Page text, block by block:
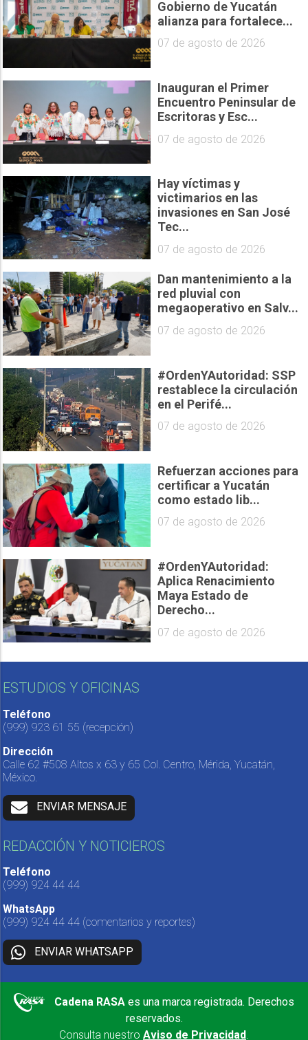
Gobierno de Yucatán
alianza para fortalece...
07 de agosto de 2026
Inauguran el Primer
Encuentro Peninsular de
Escritoras y Esc...
07 de agosto de 2026
Hay víctimas y
victimarios en las
invasiones en San José
Tec...
07 de agosto de 2026
Dan mantenimiento a la
red pluvial con
megaoperativo en Salv...
07 de agosto de 2026
#OrdenYAutoridad: SSP
restablece la circulación
en el Perifé...
07 de agosto de 2026
Refuerzan acciones para
certificar a Yucatán
como estado lib...
07 de agosto de 2026
#OrdenYAutoridad:
Aplica Renacimiento
Maya Estado de
Derecho...
07 de agosto de 2026
ESTUDIOS Y OFICINAS
Teléfono
(999) 923 61 55 (recepción)
Dirección
Calle 62 #508 Altos x 63 y 65 Col. Centro, Mérida, Yucatán,
México.
ENVIAR MENSAJE
REDACCIÓN Y NOTICIEROS
Teléfono
(999) 924 44 44
WhatsApp
(999) 924 44 44 (comentarios y reportes)
ENVIAR WHATSAPP
Cadena RASA es una marca registrada. Derechos
reservados.
Consulta nuestro Aviso de Privacidad.